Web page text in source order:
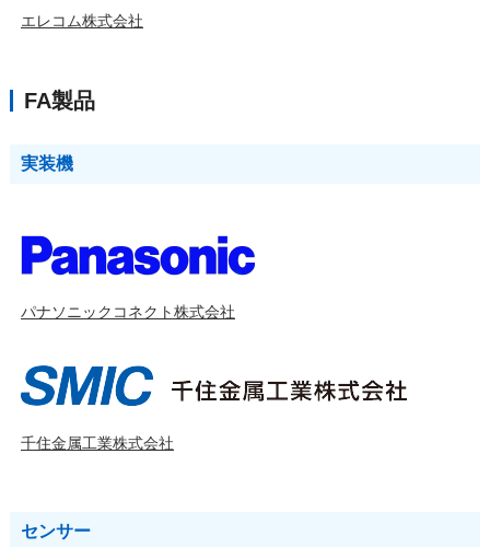
エレコム株式会社
FA製品
実装機
パナソニックコネクト株式会社
千住金属工業株式会社
センサー